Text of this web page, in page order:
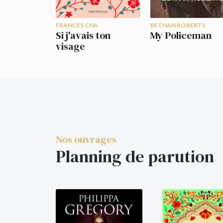
FRANCES CHA
Si j'avais ton
visage
BETHAN ROBERTS
My Policeman
Nos ouvrages
Planning de parution